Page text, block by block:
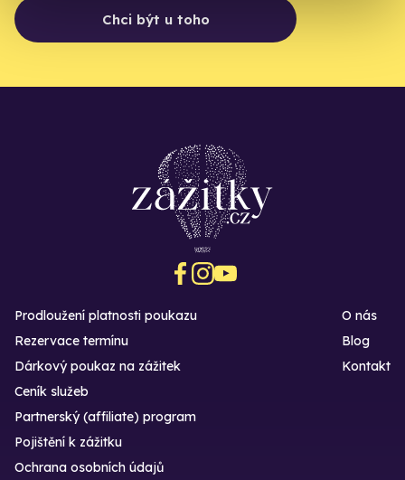
Chci být u toho
Prodloužení platnosti poukazu
Rezervace termínu
Dárkový poukaz na zážitek
O nás
Blog
Kontakt
Ceník služeb
Partnerský (affiliate) program
Pojištění k zážitku
Ochrana osobních údajů